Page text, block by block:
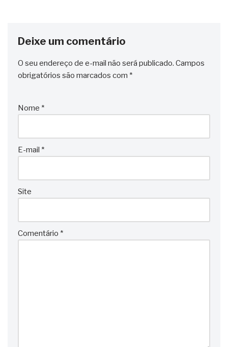
Deixe um comentário
O seu endereço de e-mail não será publicado. Campos
obrigatórios são marcados com *
Nome *
E-mail *
Site
Comentário *